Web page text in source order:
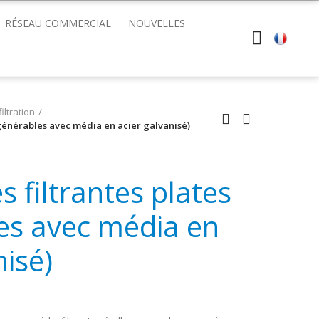
RÉSEAU COMMERCIAL NOUVELLES
avec média en acier galvanisé)
filtrantes plates
avec média en